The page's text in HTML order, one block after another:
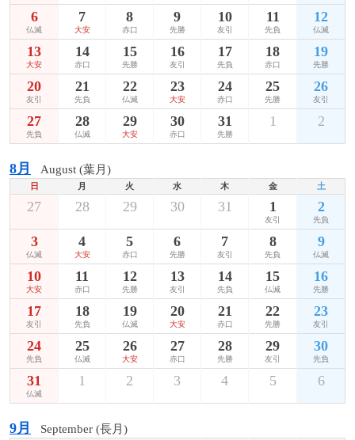
6
仏滅
7
大安
8
赤口
9
先勝
10
友引
11
先負
12
仏滅
13
大安
14
赤口
15
先勝
16
友引
17
先負
18
赤口
19
先勝
20
友引
21
先負
22
仏滅
23
大安
24
赤口
25
先勝
26
友引
27
先負
28
仏滅
29
大安
30
赤口
31
先勝
1 2
8月 August (葉月)
日 月 火 水 木 金 土
27 28 29 30 31 1
友引
2
先負
3
仏滅
4
大安
5
赤口
6
先勝
7
友引
8
先負
9
仏滅
10
大安
11
赤口
12
先勝
13
友引
14
先負
15
仏滅
16
先勝
17
友引
18
先負
19
仏滅
20
大安
21
赤口
22
先勝
23
友引
24
先負
25
仏滅
26
大安
27
赤口
28
先勝
29
友引
30
先負
31
仏滅
1 2 3 4 5 6
9月 September (長月)